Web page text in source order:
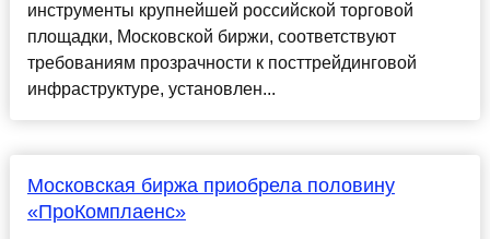
инструменты крупнейшей российской торговой
площадки, Московской биржи, соответствуют
требованиям прозрачности к посттрейдинговой
инфраструктуре, установлен...
Московская биржа приобрела половину
«ПроКомплаенс»